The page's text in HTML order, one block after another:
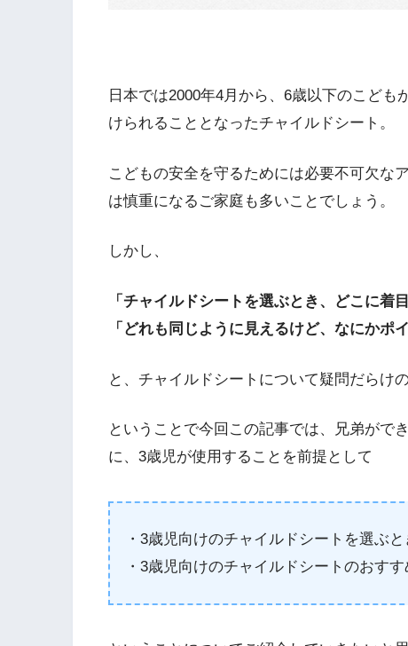
日本では2000年4月から、6歳以下のこど
けられることとなったチャイルドシート。
こどもの安全を守るためには必要不可欠な
は慎重になるご家庭も多いことでしょう。
しかし、
「チャイルドシートを選ぶとき、どこに着
「どれも同じように見えるけど、なにかポ
と、チャイルドシートについて疑問だらけ
ということで今回この記事では、兄弟がで
に、3歳児が使用することを前提として
・3歳児向けのチャイルドシートを選ぶ
・3歳児向けのチャイルドシートのおすす